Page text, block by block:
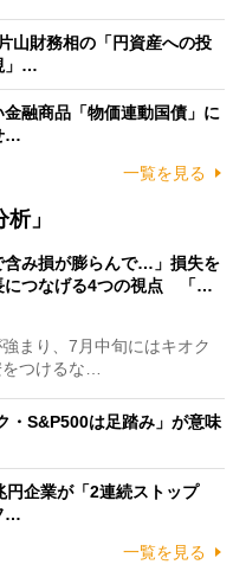
山財務相の「円資産への投
」…
融商品「物価連動国債」に
…
一覧を見る
」
含み損が膨らんで…」損失を
につなげる4つの視点 「…
まり、7月中旬にはキオク
つけるな…
・S&P500は足踏み」が意味
円企業が「2連続ストップ
…
一覧を見る